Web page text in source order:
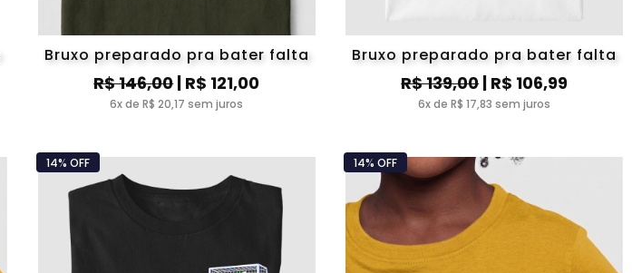
Bruxo preparado pra bater falta
R$ 146,00| R$ 121,00
6x de R$ 20,17 sem juros
Bruxo preparado pra bater falta
R$ 139,00| R$ 106,99
6x de R$ 17,83 sem juros
14% OFF 14% OFF